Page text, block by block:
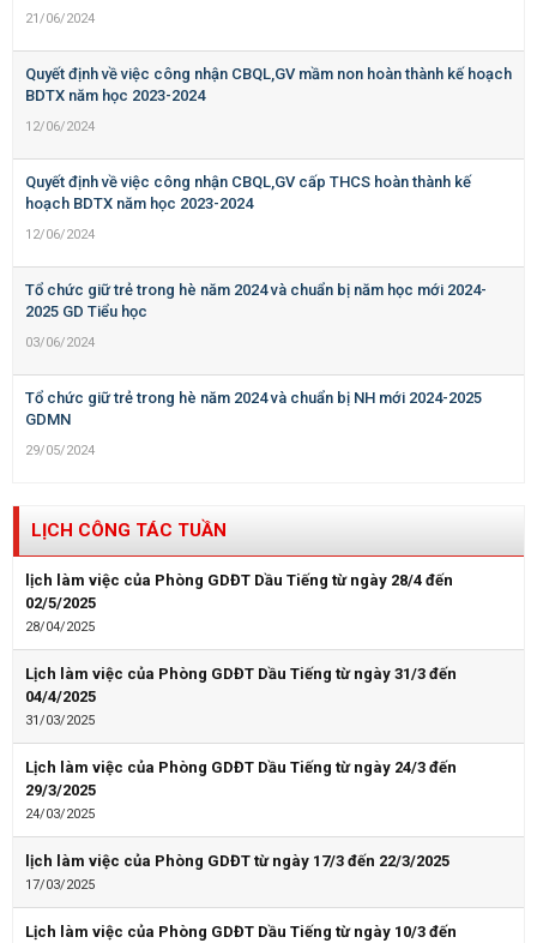
21/06/2024
Quyết định về việc công nhận CBQL,GV mầm non hoàn thành kế hoạch
BDTX năm học 2023-2024
12/06/2024
Quyết định về việc công nhận CBQL,GV cấp THCS hoàn thành kế
hoạch BDTX năm học 2023-2024
12/06/2024
Tổ chức giữ trẻ trong hè năm 2024 và chuẩn bị năm học mới 2024-
2025 GD Tiểu học
03/06/2024
Tổ chức giữ trẻ trong hè năm 2024 và chuẩn bị NH mới 2024-2025
GDMN
29/05/2024
LỊCH CÔNG TÁC TUẦN
lịch làm việc của Phòng GDĐT Dầu Tiếng từ ngày 28/4 đến
02/5/2025
28/04/2025
Lịch làm việc của Phòng GDĐT Dầu Tiếng từ ngày 31/3 đến
04/4/2025
31/03/2025
Lịch làm việc của Phòng GDĐT Dầu Tiếng từ ngày 24/3 đến
29/3/2025
24/03/2025
lịch làm việc của Phòng GDĐT từ ngày 17/3 đến 22/3/2025
17/03/2025
Lịch làm việc của Phòng GDĐT Dầu Tiếng từ ngày 10/3 đến